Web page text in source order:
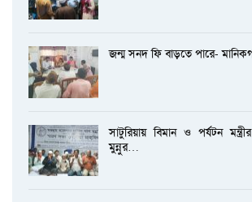
জন্ম সনদ ফি বাড়তে পারে-
সাটুরিয়ায় বিমান ও পর্যটন
মুন্নুর…